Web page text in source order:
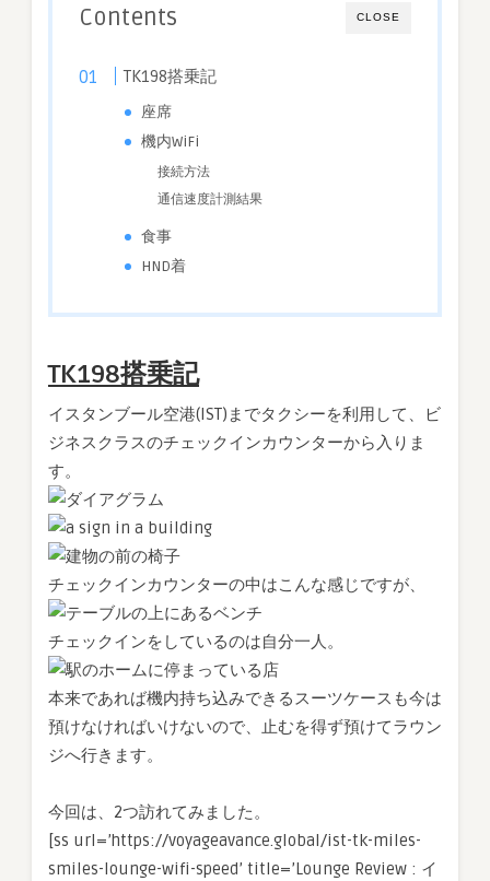
CLOSE
Contents
TK198搭乗記
座席
機内WiFi
接続方法
通信速度計測結果
食事
HND着
TK198搭乗記
イスタンブール空港(IST)までタクシーを利用して、ビ
ジネスクラスのチェックインカウンターから入りま
す。
チェックインカウンターの中はこんな感じですが、
チェックインをしているのは自分一人。
本来であれば機内持ち込みできるスーツケースも今は
預けなければいけないので、止むを得ず預けてラウン
ジへ行きます。
今回は、2つ訪れてみました。
[ss url=’https://voyageavance.global/ist-tk-miles-
smiles-lounge-wifi-speed’ title=’Lounge Review : イ